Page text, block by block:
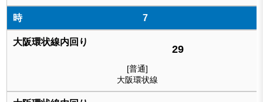
7
29
[普通]
大阪環状線